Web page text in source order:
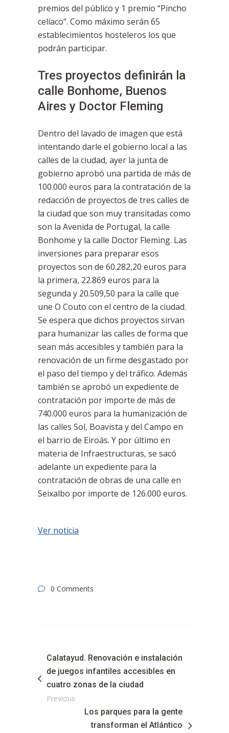
premios del público y 1 premio “Pincho
celíaco”. Como máximo serán 65
establecimientos hosteleros los que
podrán participar.
Tres proyectos definirán la
calle Bonhome, Buenos
Aires y Doctor Fleming
Dentro del lavado de imagen que está
intentando darle el gobierno local a las
calles de la ciudad, ayer la junta de
gobierno aprobó una partida de más de
100.000 euros para la contratación de la
redacción de proyectos de tres calles de
la ciudad que son muy transitadas como
son la Avenida de Portugal, la calle
Bonhome y la calle Doctor Fleming. Las
inversiones para preparar esos
proyectos son de 60.282,20 euros para
la primera, 22.869 euros para la
segunda y 20.509,50 para la calle que
une O Couto con el centro de la ciudad.
Se espera que dichos proyectos sirvan
para humanizar las calles de forma que
sean más accesibles y también para la
renovación de un firme desgastado por
el paso del tiempo y del tráfico. Además
también se aprobó un expediente de
contratación por importe de más de
740.000 euros para la humanización de
las calles Sol, Boavista y del Campo en
el barrio de Eiroás. Y por último en
materia de Infraestructuras, se sacó
adelante un expediente para la
contratación de obras de una calle en
Seixalbo por importe de 126.000 euros.
Ver noticia
0 Comments
Calatayud. Renovación e instalación
de juegos infantiles accesibles en
cuatro zonas de la ciudad
Previous
Los parques para la gente
transforman el Atlántico